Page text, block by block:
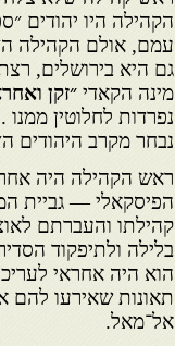
הקהילה היו יהודים
עמם, אולם הקהילה
גם היא בירושלים,
מינה הקאדי ״זקן
נפרדות לחלוטין
נבחר מקרב היהודים
ראש הקהילה היה
הפיסקאלי — גביית
קהילתו והעברתם
בלילה ולתיפקוד
הוא היה אחראי
תאונות שאירעו להם
אל־מאל.